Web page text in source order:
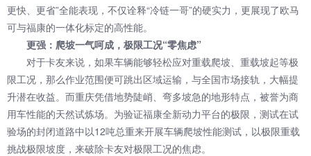
更快、更省”全能表现，不仅诠释“冷链一哥”的硬实力，更展现了欧马
可与福康的一体化标定的高性能。
更强：爬坡一气呵成，极限工况“零焦虑”
对于卡友来说，如果车辆能够轻松应对重载爬坡、重载坡起等极
限工况，那么作业范围便可跳出区域运输，与全国市场接轨，大幅提
升潜在收益。而重庆凭借地势陡峭、弯多坡急的地形特点，被誉为商
用车性能的天然试炼场。为验证福康全新动力平台的极限，测试在试
验场的封闭道路中以12吨总重来开展车辆爬坡性能测试，以极限重载
挑战极限坡度，来破除卡友对极限工况的焦虑。